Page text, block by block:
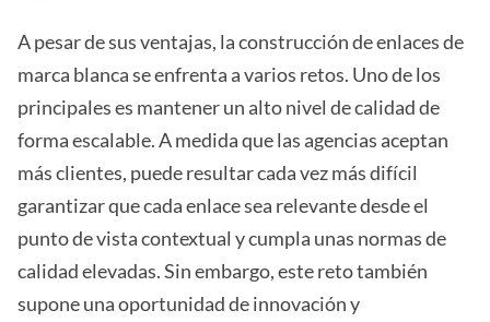
A pesar de sus ventajas, la construcción de enlaces de
marca blanca se enfrenta a varios retos. Uno de los
principales es mantener un alto nivel de calidad de
forma escalable. A medida que las agencias aceptan
más clientes, puede resultar cada vez más difícil
garantizar que cada enlace sea relevante desde el
punto de vista contextual y cumpla unas normas de
calidad elevadas. Sin embargo, este reto también
supone una oportunidad de innovación y